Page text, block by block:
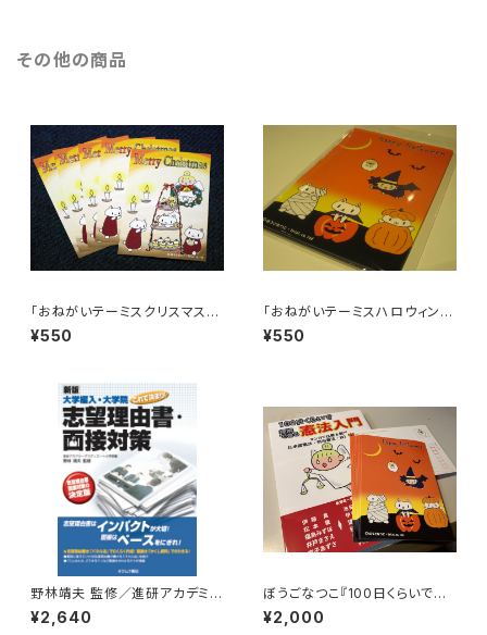
その他の商品
「おねがいテーミスクリスマスポ
ストカード／ツリー建設工事中」
５枚セット／ぼうごなつこポスト
¥550
「おねがいテーミスハロウィンポ
ストカード」５枚セット／ぼうご
なつこポストカード
¥550
野林靖夫 監修／進研アカデミー
グラデュエート大学部 編『新版
大学編入・大学院これで決まり！
¥2,640
ぼうごなつこ『100日くらいで理
解できる憲法入門』＋ハロウィン
ポストカード10枚セット
¥2,000